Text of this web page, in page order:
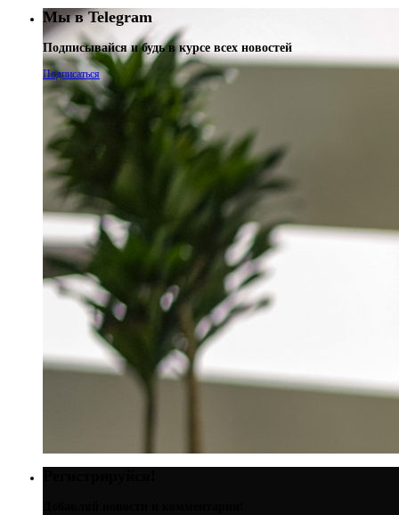
Мы в Telegram
Подписывайся и будь в курсе всех новостей
Подписаться